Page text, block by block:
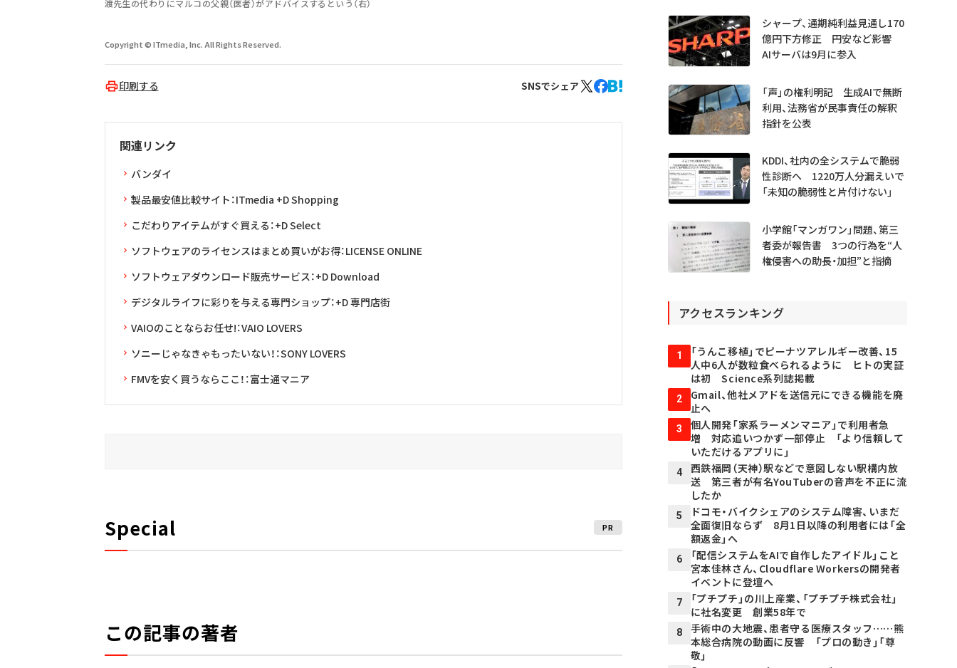
渡先生の代わりにマルコの父親（医者）がアドバイスするという（右）
Copyright © ITmedia, Inc. All Rights Reserved.
印刷する SNSでシェア
関連リンク
バンダイ
製品最安値比較サイト：ITmedia +D Shopping
こだわりアイテムがすぐ買える：+D Select
ソフトウェアのライセンスはまとめ買いがお得：LICENSE ONLINE
ソフトウェアダウンロード販売サービス：+D Download
デジタルライフに彩りを与える専門ショップ：+D 専門店街
VAIOのことならお任せ!：VAIO LOVERS
ソニーじゃなきゃもったいない！：SONY LOVERS
FMVを安く買うならここ！：富士通マニア
Special PR
この記事の著者
シャープ、通期純利益見通し170
億円下方修正 円安など影響
AIサーバは9月に参入
「声」の権利明記 生成AIで無断
利用、法務省が民事責任の解釈
指針を公表
KDDI、社内の全システムで脆弱
性診断へ 1220万人分漏えいで
「未知の脆弱性と片付けない」
小学館「マンガワン」問題、第三
者委が報告書 3つの行為を“人
権侵害への助長・加担”と指摘
アクセスランキング
1
「うんこ移植」でピーナツアレルギー改善、15
人中6人が数粒食べられるように ヒトの実証
は初 Science系列誌掲載
2
Gmail、他社メアドを送信元にできる機能を廃
止へ
3
個人開発「家系ラーメンマニア」で利用者急
増 対応追いつかず一部停止 「より信頼して
いただけるアプリに」
4
西鉄福岡（天神）駅などで意図しない駅構内放
送 第三者が有名YouTuberの音声を不正に流
したか
5
ドコモ・バイクシェアのシステム障害、いまだ
全面復旧ならず 8月1日以降の利用者には「全
額返金」へ
6
「配信システムをAIで自作したアイドル」こと
宮本佳林さん、Cloudflare Workersの開発者
イベントに登壇へ
7
「プチプチ」の川上産業、「プチプチ株式会社」
に社名変更 創業58年で
8
手術中の大地震、患者守る医療スタッフ……熊
本総合病院の動画に反響 「プロの動き」「尊
敬」